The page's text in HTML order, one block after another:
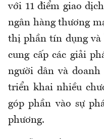
với 11 điểm giao
ngân hàng thương
thị phần tín dụng và
cung cấp các giải
người dân và
triển khai nhiều
góp phần vào sự
phương.